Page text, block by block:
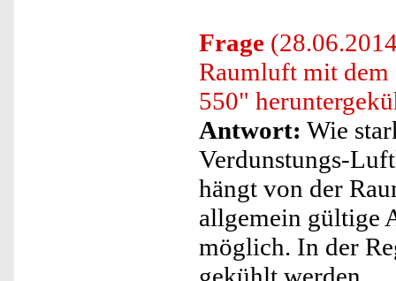
Frage
Raumluft mit
550"
Antwort: Wie
Verdunstungs-
hängt von der
allgemein gültige
möglich. In der